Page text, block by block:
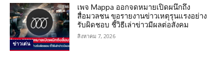
ข่าวเด่น
เพจ Mappa ออกจดหมายเปิดผนึกถึง
สื่อมวลชน ขอรายงานข่าวเหตุรุนแรงอย่าง
รับผิดชอบ ชี้วิธีเล่าข่าวมีผลต่อสังคม
สิงหาคม 7, 2026